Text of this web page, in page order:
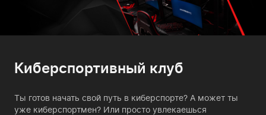
Киберспортивный клуб
Ты готов начать свой путь в киберспорте? А может ты
уже киберспортмен? Или просто увлекаешься